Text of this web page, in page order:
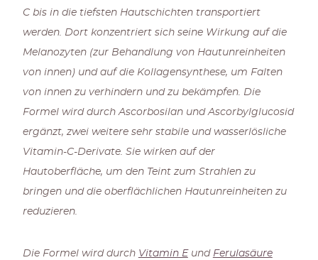
C bis in die tiefsten Hautschichten transportiert
werden. Dort konzentriert sich seine Wirkung auf die
Melanozyten (zur Behandlung von Hautunreinheiten
von innen) und auf die Kollagensynthese, um Falten
von innen zu verhindern und zu bekämpfen. Die
Formel wird durch Ascorbosilan und Ascorbylglucosid
ergänzt, zwei weitere sehr stabile und wasserlösliche
Vitamin-C-Derivate. Sie wirken auf der
Hautoberfläche, um den Teint zum Strahlen zu
bringen und die oberflächlichen Hautunreinheiten zu
reduzieren.
Die Formel wird durch Vitamin Eund Ferulasäure